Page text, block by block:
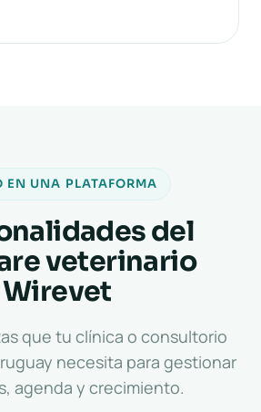
EN UNA PLATAFORMA
del
veterinario
Wirevet
que tu clínica o consultorio
necesita para gestionar
agenda y crecimiento.